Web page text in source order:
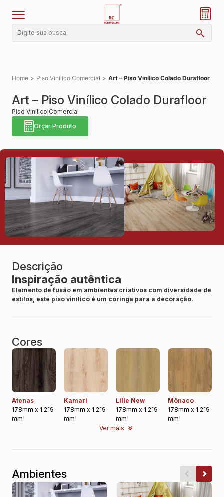
Home > Piso Vinílico Comercial > Art – Piso Vinílico Colado Durafloor
Art – Piso Vinílico Colado Durafloor
Piso Vinílico Comercial
Orçar Produto
Descrição
Inspiração autêntica
Elemento de fusão em ambientes criativos com diversidade de
estilos, este piso vinílico é um coringa para a decoração.
Cores
Atenas
178mm x 1.219
mm
Kamari
178mm x 1.219
mm
Lille New
178mm x 1.219
mm
Mônaco
178mm x 1.219
mm
Ver mais
Ambientes